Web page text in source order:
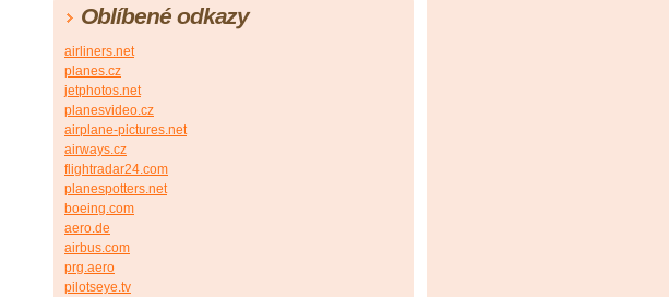
Oblíbené odkazy
airliners.net
planes.cz
jetphotos.net
planesvideo.cz
airplane-pictures.net
airways.cz
flightradar24.com
planespotters.net
boeing.com
aero.de
airbus.com
prg.aero
pilotseye.tv